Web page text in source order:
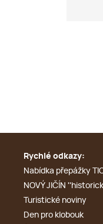
Rychlé odkazy:
Nabídka přepážky
NOVÝ JIČÍN
Turistické noviny
Den pro klobouk